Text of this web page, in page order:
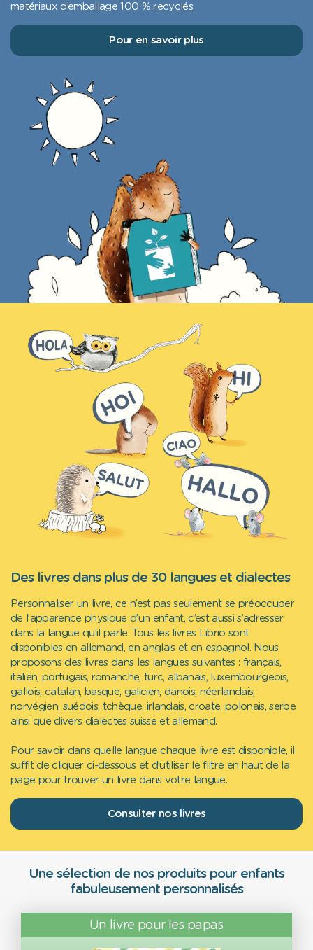
matériaux d’emballage 100 % recyclés.
Pour en savoir plus
Des livres dans plus de 30 langues et dialectes
Personnaliser un livre, ce n’est pas seulement se préoccuper
de l’apparence physique d’un enfant, c’est aussi s’adresser
dans la langue qu’il parle. Tous les livres Librio sont
disponibles en allemand, en anglais et en espagnol. Nous
proposons des livres dans les langues suivantes : français,
italien, portugais, romanche, turc, albanais, luxembourgeois,
gallois, catalan, basque, galicien, danois, néerlandais,
norvégien, suédois, tchèque, irlandais, croate, polonais, serbe
ainsi que divers dialectes suisse et allemand.
Pour savoir dans quelle langue chaque livre est disponible, il
suffit de cliquer ci-dessous et d’utiliser le filtre en haut de la
page pour trouver un livre dans votre langue.
Consulter nos livres
Une sélection de nos produits pour enfants
fabuleusement personnalisés
Un livre pour les papas